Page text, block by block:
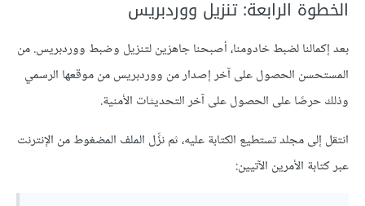
الخطوة الرابعة: تنزيل ووردبريس
بعد إكمالنا لضبط خادومنا، أصبحنا جاهزين لتنزيل وضبط ووردبريس. من
المستحسن الحصول على آخر إصدار من ووردبريس من موقعها الرسمي
وذلك حرصًا على الحصول على آخر التحديثات الأمنية.
انتقل إلى مجلد تستطيع الكتابة عليه، ثم نزِّل الملف المضغوط من الإنترنت
عبر كتابة الأمرين الآتيين: